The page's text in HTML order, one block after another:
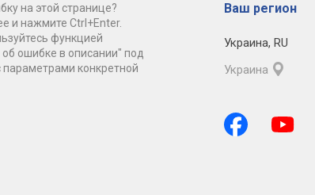
на этой странице?
и нажмите Ctrl+Enter.
функцией
ошибке в описании" под
параметрами конкретной
Ваш регион
Украина, RU
Украина